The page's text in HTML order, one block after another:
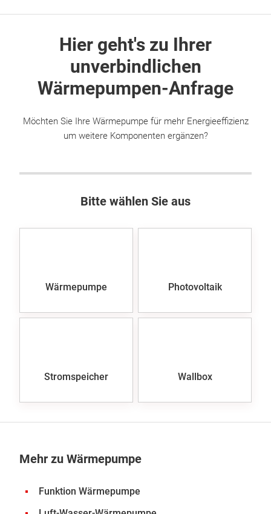
Hier geht's zu Ihrer
unverbindlichen
Wärmepumpen-Anfrage
Möchten Sie Ihre Wärmepumpe für mehr Energieeffizienz
um weitere Komponenten ergänzen?
Bitte wählen Sie aus
Wärmepumpe Photovoltaik
Stromspeicher Wallbox
Mehr zu Wärmepumpe
Funktion Wärmepumpe